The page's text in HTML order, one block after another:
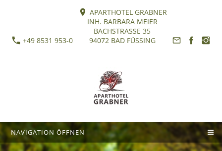
+49 8531 953-0
APARTHOTEL GRABNER
INH. BARBARA MEIER
BACHSTRASSE 35
94072 BAD FÜSSING
NAVIGATION ÖFFNEN